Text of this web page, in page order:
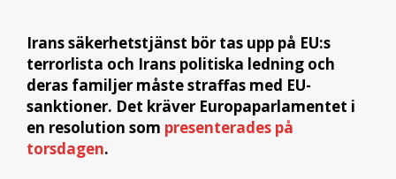
Irans säkerhetstjänst bör tas upp på EU:s
terrorlista och Irans politiska ledning och
deras familjer måste straffas med EU-
sanktioner. Det kräver Europaparlamentet i
en resolution som presenterades på
torsdagen.